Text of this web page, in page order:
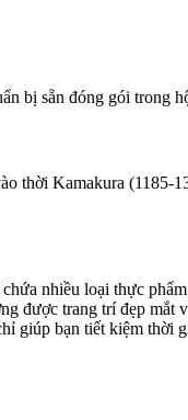
bị sẵn đóng gói trong
thời Kamakura (1185-
nhiều loại thực
được trang trí đẹp mắt
giúp bạn tiết kiệm thời